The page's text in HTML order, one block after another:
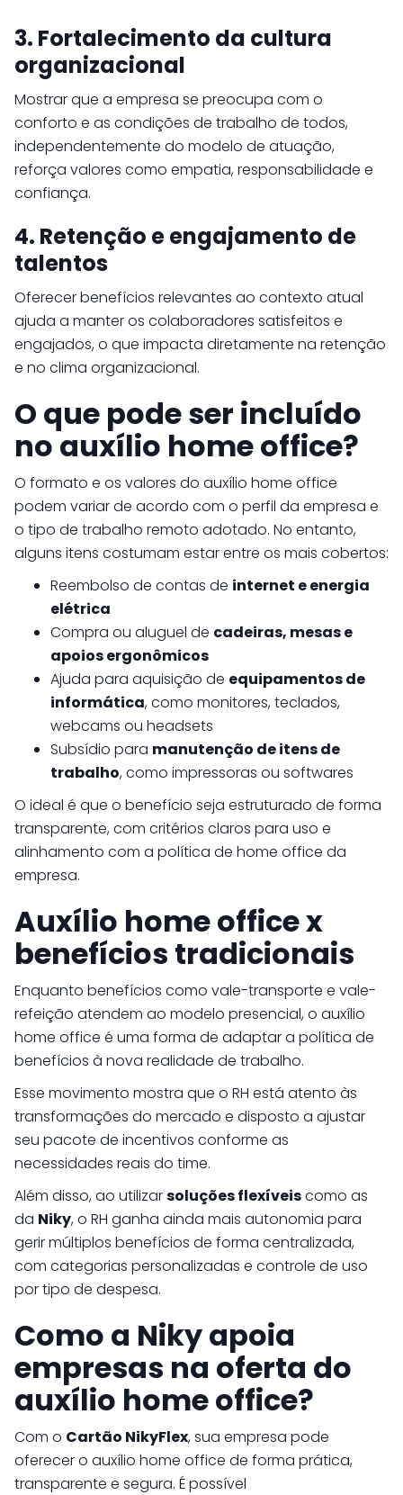
3. Fortalecimento da cultura
organizacional
Mostrar que a empresa se preocupa com o
conforto e as condições de trabalho de todos,
independentemente do modelo de atuação,
reforça valores como empatia, responsabilidade e
confiança.
4. Retenção e engajamento de
talentos
Oferecer benefícios relevantes ao contexto atual
ajuda a manter os colaboradores satisfeitos e
engajados, o que impacta diretamente na retenção
e no clima organizacional.
O que pode ser incluído
no auxílio home office?
O formato e os valores do auxílio home office
podem variar de acordo com o perfil da empresa e
o tipo de trabalho remoto adotado. No entanto,
alguns itens costumam estar entre os mais cobertos:
Reembolso de contas de internet e energia
elétrica
Compra ou aluguel de cadeiras, mesas e
apoios ergonômicos
Ajuda para aquisição de equipamentos de
informática, como monitores, teclados,
webcams ou headsets
Subsídio para manutenção de itens de
trabalho, como impressoras ou softwares
O ideal é que o benefício seja estruturado de forma
transparente, com critérios claros para uso e
alinhamento com a política de home office da
empresa.
Auxílio home office x
benefícios tradicionais
Enquanto benefícios como vale-transporte e vale-
refeição atendem ao modelo presencial, o auxílio
home office é uma forma de adaptar a política de
benefícios à nova realidade de trabalho.
Esse movimento mostra que o RH está atento às
transformações do mercado e disposto a ajustar
seu pacote de incentivos conforme as
necessidades reais do time.
Além disso, ao utilizarsoluções flexíveiscomo as
da Niky, o RH ganha ainda mais autonomia para
gerir múltiplos benefícios de forma centralizada,
com categorias personalizadas e controle de uso
por tipo de despesa.
Como a Niky apoia
empresas na oferta do
auxílio home office?
Com o Cartão NikyFlex, sua empresa pode
oferecer o auxílio home office de forma prática,
transparente e segura. É possível